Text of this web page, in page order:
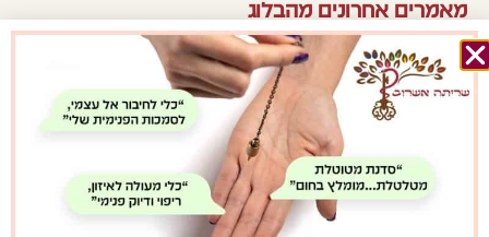
מאמרים אחרונים מהבלוג
איך להשתמש במטוטלת בפעם
הראשונה? מדריך מעשי למתחילים
קרא/י עוד »
האם המטוטלת באמת עובדת? ההסבר
המדעי והרוחני
קרא/י עוד »